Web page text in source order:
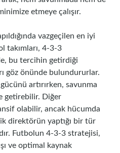
etmeye çalışır.
vazgeçilen en iyi
takımları, 4-3-3
bu tercihin getirdiği
göz önünde bulundururlar.
artırırken, savunma
getirebilir. Diğer
olabilir, ancak hücumda
direktörün yaptığı bir tür
Futbolun 4-3-3 stratejisi,
ve optimal kaynak